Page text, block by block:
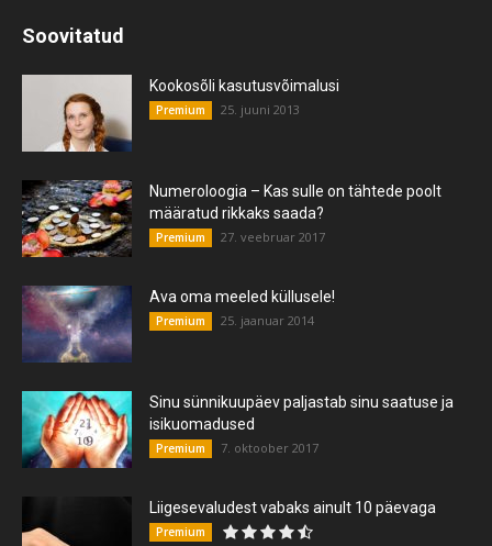
Soovitatud
Kookosõli kasutusvõimalusi
Premium 25. juuni 2013
Numeroloogia – Kas sulle on tähtede poolt
määratud rikkaks saada?
Premium 27. veebruar 2017
Ava oma meeled küllusele!
Premium 25. jaanuar 2014
Sinu sünnikuupäev paljastab sinu saatuse ja
isikuomadused
Premium 7. oktoober 2017
Liigesevaludest vabaks ainult 10 päevaga
Premium